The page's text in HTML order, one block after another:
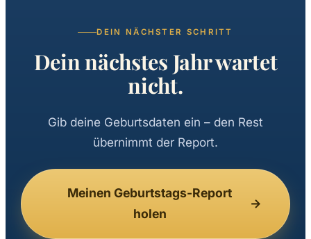
DEIN NÄCHSTER SCHRITT
Dein nächstes Jahr wartet
nicht.
Gib deine Geburtsdaten ein – den Rest
übernimmt der Report.
Meinen Geburtstags-Report
holen
→